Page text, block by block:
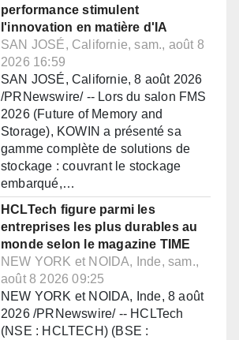
performance stimulent
l'innovation en matière d'IA
SAN JOSÉ, Californie, sam., août 8
2026 16:59
SAN JOSÉ, Californie, 8 août 2026
/PRNewswire/ -- Lors du salon FMS
2026 (Future of Memory and
Storage), KOWIN a présenté sa
gamme complète de solutions de
stockage : couvrant le stockage
embarqué,…
HCLTech figure parmi les
entreprises les plus durables au
monde selon le magazine TIME
NEW YORK et NOIDA, Inde, sam.,
août 8 2026 09:25
NEW YORK et NOIDA, Inde, 8 août
2026 /PRNewswire/ -- HCLTech
(NSE : HCLTECH) (BSE :